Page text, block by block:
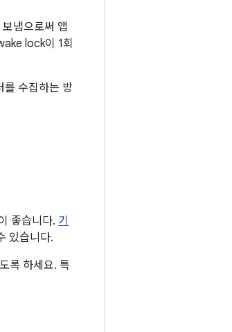
냄으로써 앱
lock이 1회
수집하는 방
좋습니다. 기
있습니다.
록 하세요. 특